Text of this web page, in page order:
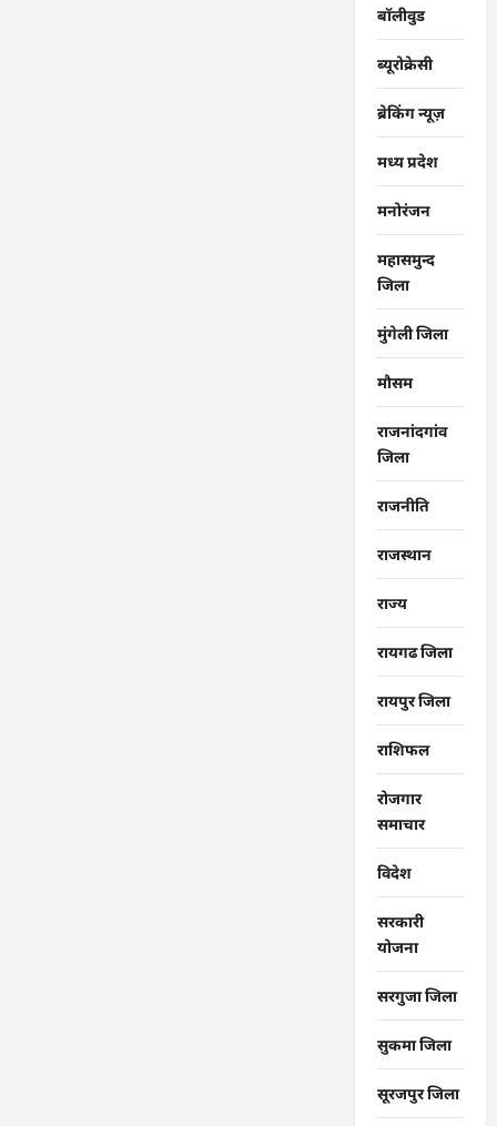
बॉलीवुड
ब्यूरोक्रेसी
ब्रेकिंग न्यूज़
मध्य प्रदेश
मनोरंजन
महासमुन्द
जिला
मुंगेली जिला
मौसम
राजनांदगांव
जिला
राजनीति
राजस्थान
राज्‍य
रायगढ जिला
रायपुर जिला
राशिफल
रोजगार
समाचार
विदेश
सरकारी
योजना
सरगुजा जिला
सुकमा जिला
सूरजपुर जिला